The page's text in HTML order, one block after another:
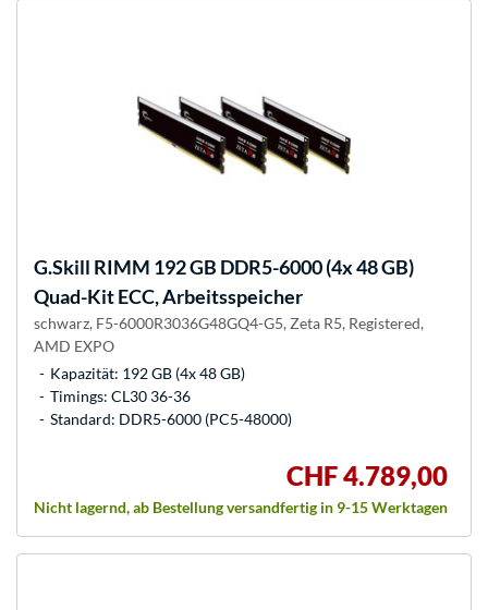
G.Skill RIMM 192 GB DDR5-6000 (4x 48 GB)
Quad-Kit ECC, Arbeitsspeicher
schwarz, F5-6000R3036G48GQ4-G5, Zeta R5, Registered,
AMD EXPO
Kapazität: 192 GB (4x 48 GB)
Timings: CL30 36-36
Standard: DDR5-6000 (PC5-48000)
CHF 4.789,00
Nicht lagernd, ab Bestellung versandfertig in 9-15 Werktagen